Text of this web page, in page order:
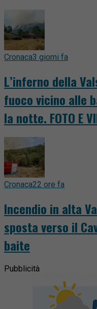
Cronaca3 giorni fa
L’inferno della
fuoco vicino alle
la notte. FOTO E
Cronaca22 ore fa
Incendio in alta
sposta verso il
baite
Pubblicità